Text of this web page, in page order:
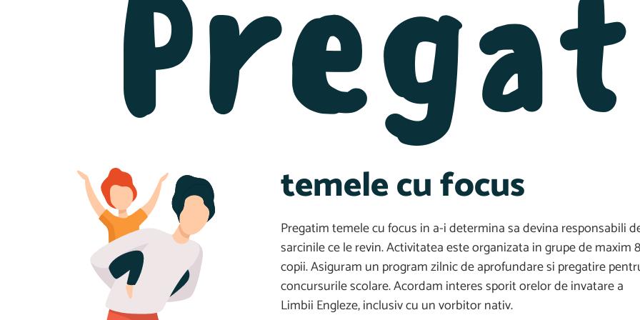
temele cu focus
Pregatim temele cu focus in a-i determina sa devina responsabili
sarcinile ce le revin. Activitatea este organizata in grupe de maxim 8
copii. Asiguram un program zilnic de aprofundare si pregatire
concursurile scolare. Acordam interes sporit orelor de invatare a
Limbii Engleze, inclusiv cu un vorbitor nativ.